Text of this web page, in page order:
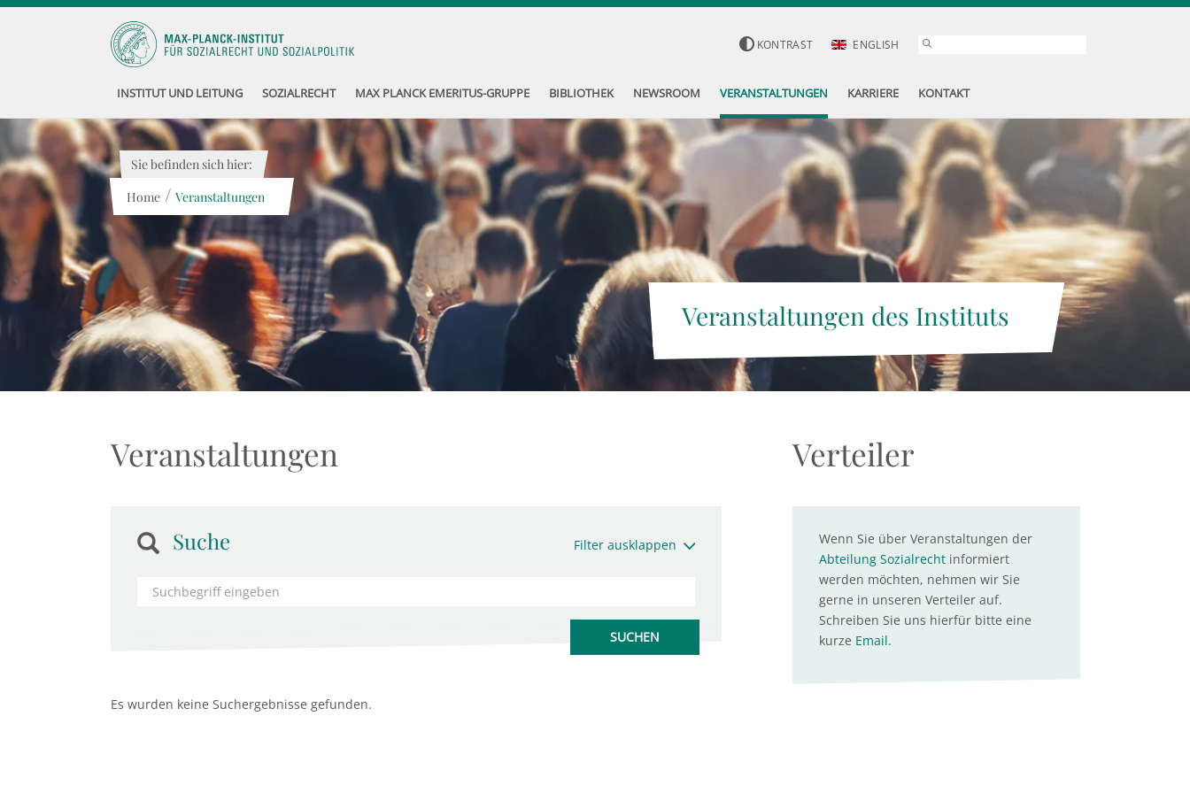
KONTRAST ENGLISH
INSTITUT UND LEITUNG SOZIALRECHT MAX PLANCK EMERITUS-GRUPPE BIBLIOTHEK NEWSROOM VERANSTALTUNGEN KARRIERE KONTAKT
Veranstaltungen des Instituts
Sie befinden sich hier:
Home / Veranstaltungen
Veranstaltungen
Suche Filter ausklappen
Es wurden keine Suchergebnisse gefunden.
Verteiler
Wenn Sie über Veranstaltungen der
Abteilung Sozialrechtinformiert
werden möchten, nehmen wir Sie
gerne in unseren Verteiler auf.
Schreiben Sie uns hierfür bitte eine
kurze Email.